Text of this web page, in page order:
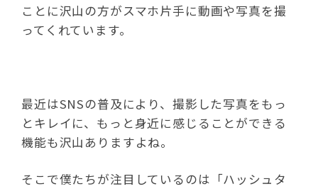
ことに沢山の方がスマホ片手に動画や写真を撮
ってくれています。
最近はSNSの普及により、撮影した写真をもっ
とキレイに、もっと身近に感じることができる
機能も沢山ありますよね。
そこで僕たちが注目しているのは「ハッシュタ